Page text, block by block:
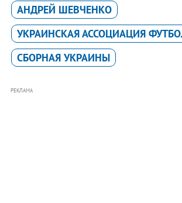
АНДРЕЙ ШЕВЧЕНКО
УКРАИНСКАЯ АССОЦИАЦИЯ
СБОРНАЯ УКРАИНЫ
РЕКЛАМА